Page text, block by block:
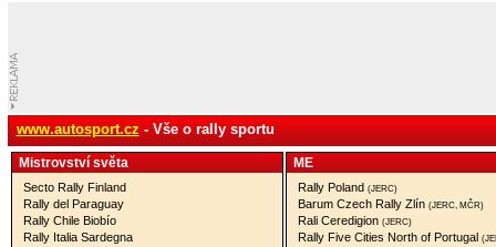
www.autosport.cz - Vše o rally sportu
Mistrovství­ světa
Secto Rally Finland
Rally del Paraguay
Rally Chile Biobío
Rally Italia Sardegna
ME
Rally Poland (JERC)
Barum Czech Rally Zlín (JERC, MČR)
Rali Ceredigion (JERC)
Rally Five Cities North of Portugal